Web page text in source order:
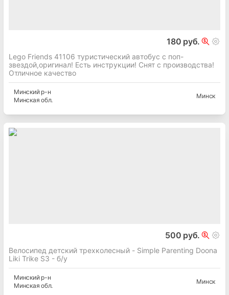
180 руб.
Lego Friends 41106 туристический автобус с поп-
звездой,оригинал! Есть инструкции! Снят с производства!
Отличное качество
Минскийр-н
Минская обл.
Минск
500 руб.
Велосипед детский трехколесный - Simple Parenting Doona
Liki Trike S3 - б/у
Минскийр-н
Минская обл.
Минск